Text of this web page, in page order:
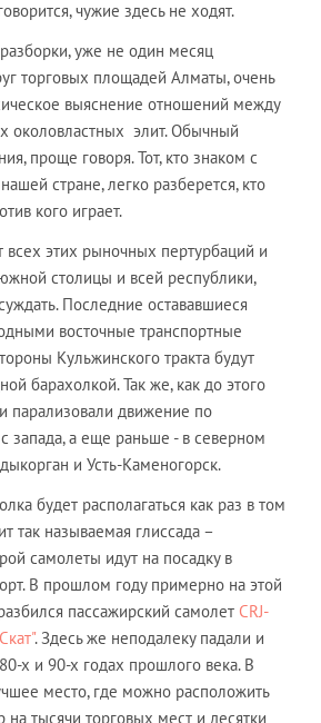
чужие здесь не ходят.
уже не один месяц
торговых площадей Алматы, очень
выяснение отношений между
околовластных элит. Обычный
проще говоря. Тот, кто знаком с
стране, легко разберется, кто
кого играет.
всех этих рыночных пертурбаций и
столицы и всей республики,
Последние остававшиеся
восточные транспортные
Кульжинского тракта будут
барахолкой. Так же, как до этого
парализовали движение по
запада, а еще раньше - в северном
и Усть-Каменогорск.
будет располагаться как раз в том
так называемая глиссада –
самолеты идут на посадку в
В прошлом году примерно на этой
пассажирский самолет CRJ-
. Здесь же неподалеку падали и
х и 90-х годах прошлого века. В
место, где можно расположить
тысячи торговых мест и десятки